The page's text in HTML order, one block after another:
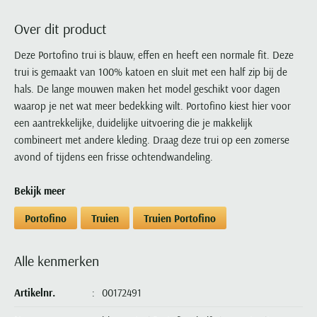
Profuomo
R2
Seidensticker
State of Art
Tommy Hilfiger
Vanguard
Xacus
Populaire kleuren
Wit overhemd heren
Blauw overhemd heren
Groen overhemd heren
Polo Ralph Lauren
Portofino
Profuomo
State of Art
Superdry
Tommy Hilfiger
Vanguard
Grote maten
Grote maten poloshirts
Populaire kleuren
PME Legend
Portofino
Profuomo
State of Art
Superdry
Thomas Maine
Tommy Hilfiger
Vanguard
William Lockie
Katoenen trui
Lamswollen trui
Merino wol trui
PME Legend
Polo Ralph Lauren
Portofino
Replay
Tommy Hilfiger
Tramarossa
Vanguard
Deals
2e broek voor de helft
Populaire merk lijnen
Meyer Chicago
Polo Ralph Lauren
Portofino
Reset
State of Art
Superdry
Tenson
Tommy Hilfiger
Vanguard
Wellington of Billmore
Grote maten
Grote maten jassen
Bodywarmers
Olymp
Paul & Shark
Polo Ralph Lauren
PME Legend
Profuomo
R2
Superdry
Tenson
Tramarossa
Ledub
Lyle & Scott
Mac
Maerz
Magnanni
Mason's
Meyer
New Zealand
Olymp
Over dit product
Deze Portofino trui is blauw, effen en heeft een normale fit. Deze
trui is gemaakt van 100% katoen en sluit met een half zip bij de
hals. De lange mouwen maken het model geschikt voor dagen
waarop je net wat meer bedekking wilt. Portofino kiest hier voor
een aantrekkelijke, duidelijke uitvoering die je makkelijk
combineert met andere kleding. Draag deze trui op een zomerse
avond of tijdens een frisse ochtendwandeling.
Bekijk meer
Portofino Truien Truien Portofino
Alle kenmerken
Artikelnr. 00172491